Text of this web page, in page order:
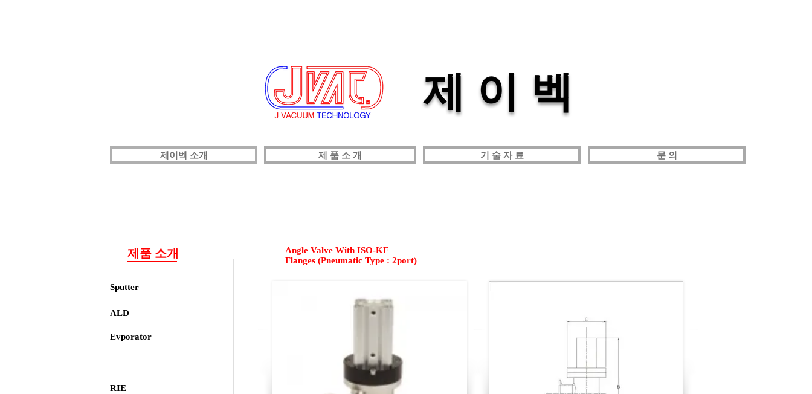
제 이 벡
제이벡 소개 제 품 소 개 기 술 자 료 문 의
제품 소개
Angle Valve With ISO-KF
Flanges (Pneumatic Type : 2port)
ALD
RIE
Evporator
Sputter